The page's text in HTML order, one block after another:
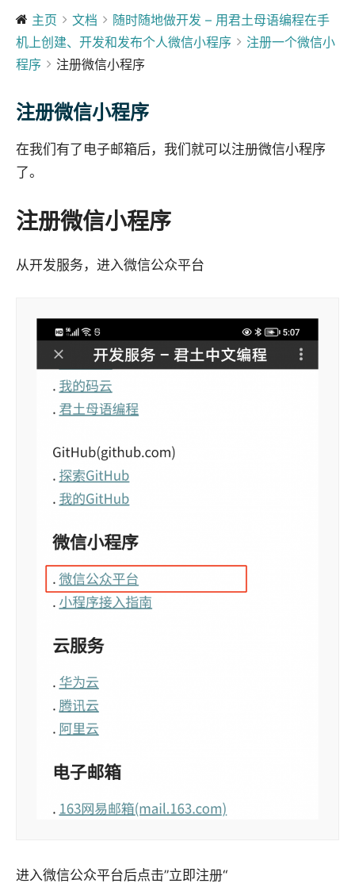
主页
文档
随时随地做开发 – 用君土母语编程在手
机上创建、开发和发布个人微信小程序
注册一个微信小
程序
注册微信小程序
注册微信小程序
在我们有了电子邮箱后，我们就可以注册微信小程序
了。
注册微信小程序
从开发服务，进入微信公众平台
进入微信公众平台后点击”立即注册“